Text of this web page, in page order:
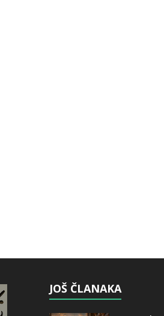
JOŠ ČLANAKA